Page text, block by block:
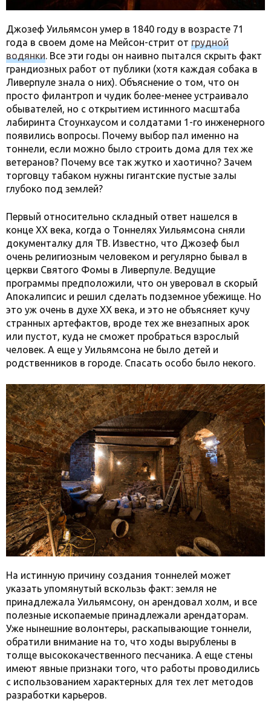
Джозеф Уильямсон умер в 1840 году в возрасте 71
года в своем доме на Мейсон-стрит от грудной
водянки. Все эти годы он наивно пытался скрыть факт
грандиозных работ от публики (хотя каждая собака в
Ливерпуле знала о них). Объяснение о том, что он
просто филантроп и чудик более-менее устраивало
обывателей, но с открытием истинного масштаба
лабиринта Стоунхаусом и солдатами 1-го инженерного
появились вопросы. Почему выбор пал именно на
тоннели, если можно было строить дома для тех же
ветеранов? Почему все так жутко и хаотично? Зачем
торговцу табаком нужны гигантские пустые залы
глубоко под землей?
Первый относительно складный ответ нашелся в
конце XX века, когда о Тоннелях Уильямсона сняли
документалку для ТВ. Известно, что Джозеф был
очень религиозным человеком и регулярно бывал в
церкви Святого Фомы в Ливерпуле. Ведущие
программы предположили, что он уверовал в скорый
Апокалипсис и решил сделать подземное убежище. Но
это уж очень в духе XX века, и это не объясняет кучу
странных артефактов, вроде тех же внезапных арок
или пустот, куда не сможет пробраться взрослый
человек. А еще у Уильямсона не было детей и
родственников в городе. Спасать особо было некого.
На истинную причину создания тоннелей может
указать упомянутый вскользь факт: земля не
принадлежала Уильямсону, он арендовал холм, и все
полезные ископаемые принадлежали арендаторам.
Уже нынешние волонтеры, раскапывающие тоннели,
обратили внимание на то, что ходы вырублены в
толще высококачественного песчаника. А еще стены
имеют явные признаки того, что работы проводились
с использованием характерных для тех лет методов
разработки карьеров.